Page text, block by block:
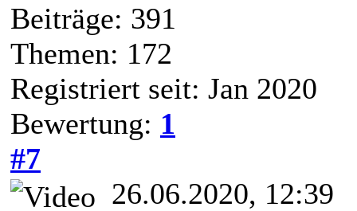
Beiträge: 391
Themen: 172
Registriert seit: Jan 2020
Bewertung: 1
#7
26.06.2020, 12:39